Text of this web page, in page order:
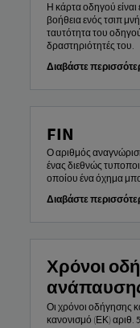
Η κάρτα οδηγού
βοήθεια ενός τσιπ
ταυτότητα του οδηγού
δραστηριότητές του.
Διαβάστε
FIN
Ο αριθμός
ένας διεθνώς
οποίου ένα όχημα
Διαβάστε
Χρόνοι
Οι χρόνοι οδήγησης
κανονισμό (ΕΚ) αριθ.